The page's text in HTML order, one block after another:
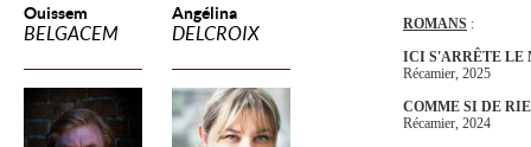
Ouissem
BELGACEM
Angélina
DELCROIX
ROMANS :
ICI S'ARRÊTE LE
Récamier, 2025
COMME SI DE
Récamier, 2024